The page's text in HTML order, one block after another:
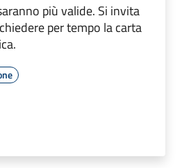
più valide. Si invita
per tempo la carta